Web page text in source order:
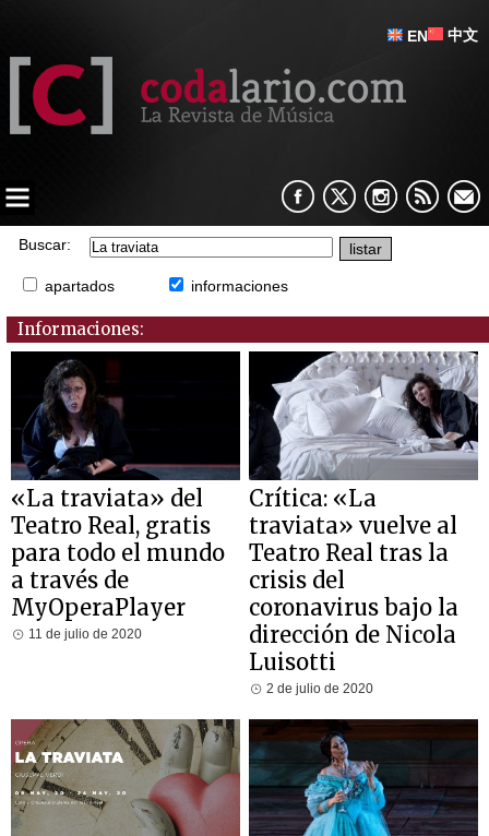
EN 中文
Buscar:
apartados informaciones
Informaciones:
«La traviata» del
Teatro Real, gratis
para todo el mundo
a través de
MyOperaPlayer
11 de julio de 2020
Crítica: «La
traviata» vuelve al
Teatro Real tras la
crisis del
coronavirus bajo la
dirección de Nicola
Luisotti
2 de julio de 2020